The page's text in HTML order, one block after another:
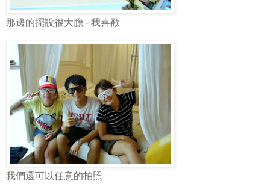
那邊的擺設很大膽 - 我喜歡
我們還可以任意的拍照